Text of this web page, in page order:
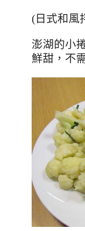
(日式和風
澎湖的小
鮮甜，不